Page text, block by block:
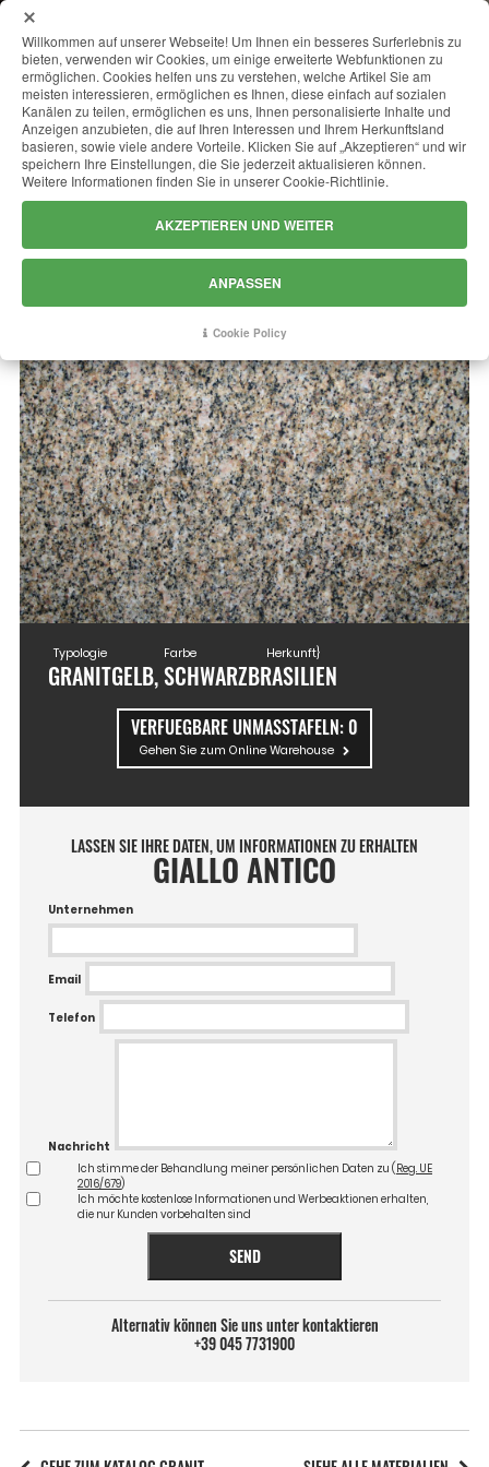
GIALLO ANTICO
Typologie
GRANIT
Farbe
GELB, SCHWARZ
Herkunft}
BRASILIEN
VERFUEGBARE UNMASSTAFELN:0
Gehen Sie zum Online Warehouse
LASSEN SIE IHRE DATEN, UM INFORMATIONEN ZU ERHALTEN
GIALLO ANTICO
Unternehmen
Email
Telefon
Nachricht
Ich stimme der Behandlung meiner persönlichen Daten zu ( Reg. UE
2016/679)
Ich möchte kostenlose Informationen und Werbeaktionen erhalten,
die nur Kunden vorbehalten sind
SEND
Alternativ können Sie uns unter kontaktieren
+39 045 7731900
Willkommen auf unserer Webseite! Um Ihnen ein besseres Surferlebnis zu
bieten, verwenden wir Cookies, um einige erweiterte Webfunktionen zu
ermöglichen. Cookies helfen uns zu verstehen, welche Artikel Sie am
meisten interessieren, ermöglichen es Ihnen, diese einfach auf sozialen
Kanälen zu teilen, ermöglichen es uns, Ihnen personalisierte Inhalte und
Anzeigen anzubieten, die auf Ihren Interessen und Ihrem Herkunftsland
basieren, sowie viele andere Vorteile. Klicken Sie auf „Akzeptieren“ und wir
speichern Ihre Einstellungen, die Sie jederzeit aktualisieren können.
Weitere Informationen finden Sie in unserer Cookie-Richtlinie.
AKZEPTIEREN UND WEITER
ANPASSEN
Cookie Policy